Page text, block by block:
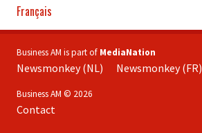
Français
Business AM is part of MediaNation
Newsmonkey (NL) Newsmonkey (FR)
Business AM © 2026
Contact